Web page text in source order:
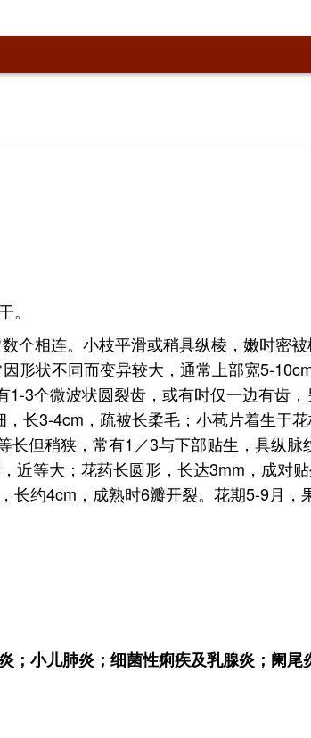
个相连。小枝平滑或稍具纵棱，嫩时密
形状不同而变异较大，通常上部宽5-
3个微波状圆裂齿，或有时仅一边有齿
长3-4cm，疏被长柔毛；小苞片着生于
但稍狭，常有1／3与下部贴生，具纵
近等大；花药长圆形，长达3mm，成对
约4cm，成熟时6瓣开裂。花期5-9月，
小儿肺炎；细菌性痢疾及乳腺炎；阑尾